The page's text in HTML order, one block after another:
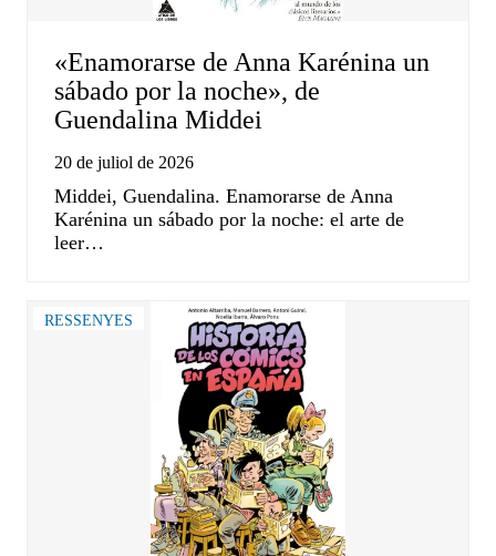
«Enamorarse de Anna Karénina un
sábado por la noche», de
Guendalina Middei
20 de juliol de 2026
Middei, Guendalina. Enamorarse de Anna
Karénina un sábado por la noche: el arte de
leer…
RESSENYES